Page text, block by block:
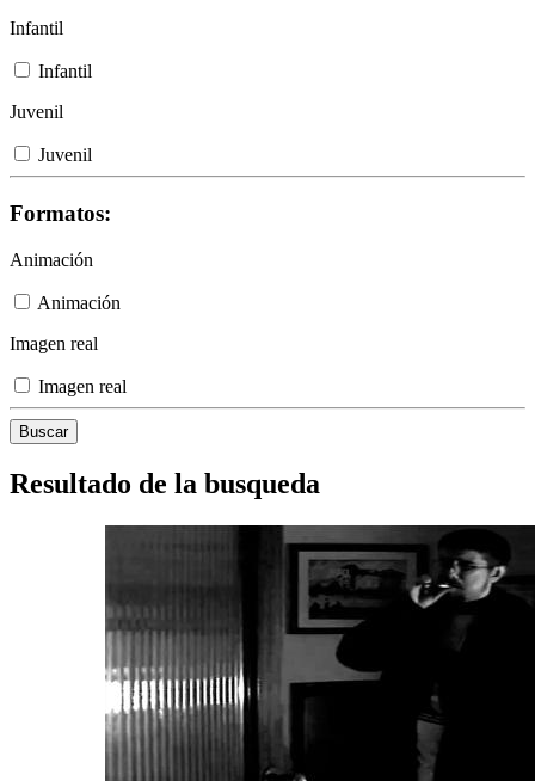
Infantil
Infantil
Juvenil
Juvenil
Formatos:
Animación
Animación
Imagen real
Imagen real
Resultado de la busqueda